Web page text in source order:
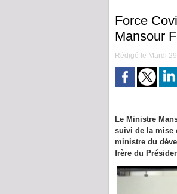
Force
Mansour
Rédigé le Mardi
Le Ministre
suivi de la mise
ministre du
frère du